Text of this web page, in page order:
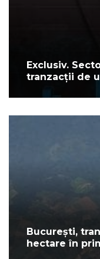
Exclusiv.
tranzacții de
București,
hectare în